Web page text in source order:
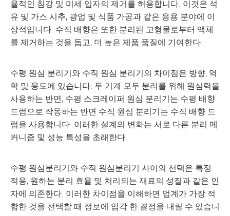
율적인 침강 및 미세 입자의 제거를 허용합니다. 이것은 석
유 및 가스 시추, 광업 및 식품 가공과 같은 응용 분야에 이
상적입니다. 수직 배향은 또한 분리된 고형물로부터 액체
를 제거하는 것을 돕고, 더 높은 제품 품질에 기여한다.
수평 원심 분리기와 수직 원심 분리기의 차이점은 방향, 역
학 및 용도에 있습니다. 두 기계 모두 분리를 위해 원심력을
사용하는 반면, 수평 스크레이퍼 원심 분리기는 수평 배향
드럼으로 작동하는 반면 수직 원심 분리기는 수직 배향 드
럼을 사용합니다. 이러한 설계의 변화는 서로 다른 분리 메
커니즘 및 성능 특성을 초래한다.
수평 원심분리기와 수직 원심분리기 사이의 선택은 특정
적용, 원하는 분리 효율 및 처리되는 재료의 성질과 같은 인
자에 의존한다. 이러한 차이점을 이해하면 업계가 가장 적
합한 것을 선택할 때 정보에 입각 한 결정을 내릴 수 있습니